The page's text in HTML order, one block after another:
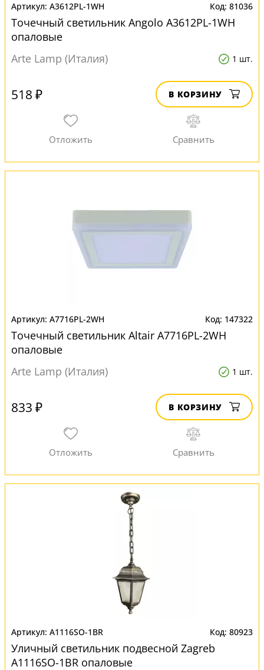
A3612PL-1WH 81036
Точечный светильник Angolo A3612PL-1WH
опаловые
Arte Lamp (Италия)
1 шт.
518 ₽ В КОРЗИНУ
A7716PL-2WH 147322
Точечный светильник Altair A7716PL-2WH
опаловые
Arte Lamp (Италия)
1 шт.
833 ₽ В КОРЗИНУ
A1116SO-1BR 80923
Уличный светильник подвесной Zagreb
A1116SO-1BR опаловые